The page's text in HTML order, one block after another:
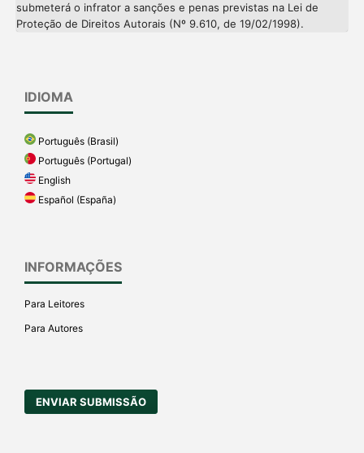
submeterá o infrator a sanções e penas previstas na Lei de
Proteção de Direitos Autorais (Nº 9.610, de 19/02/1998).
IDIOMA
Português (Brasil)
Português (Portugal)
English
Español (España)
INFORMAÇÕES
Para Leitores
Para Autores
ENVIAR SUBMISSÃO